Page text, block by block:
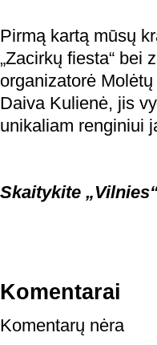
Pirmą kartą mūsų
„Zacirkų fiesta“ bei
organizatorė
Daiva Kulienė, jis
unikaliam renginiui
Skaitykite
Komentarai
Komentarų nėra